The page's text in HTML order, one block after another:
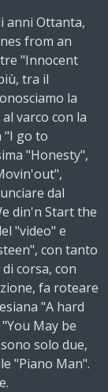
anni Ottanta,
from an
"Innocent
tra il
la
varco con la
"I go to
"Honesty",
dal
din'n Start the
"video" e
con tanto
corsa, con
fa roteare
"A hard
May be
solo due,
"Piano Man".